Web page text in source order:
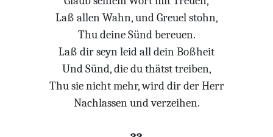
Laß allen Wahn, und Greuel stohn,
Thu deine Sünd bereuen.
Laß dir seyn leid all dein Boßheit
Und Sünd, die du thätst treiben,
Thu sie nicht mehr, wird dir der Herr
Nachlassen und verzeihen.